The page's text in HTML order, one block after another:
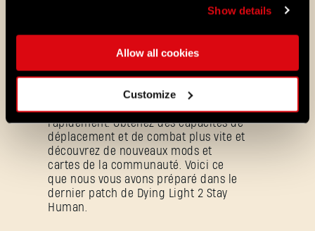
Show details
Allow all cookies
Customize
PATCH
Villedor évolue, avec un système de
progression amélioré qui vous permet
de débloquer vos compétences plus
rapidement. Obtenez des capacités de
déplacement et de combat plus vite et
découvrez de nouveaux mods et
cartes de la communauté. Voici ce
que nous vous avons préparé dans le
dernier patch de Dying Light 2 Stay
Human.